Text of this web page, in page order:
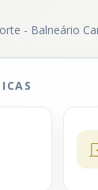
- Balneário